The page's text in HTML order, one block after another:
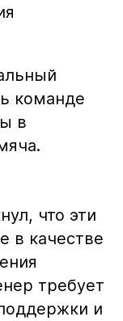
команде
в
что эти
в качестве
требует
и